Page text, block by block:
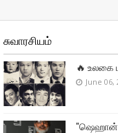
சுவாரசியம்
🔥 உலகை
June 06,
"ஷெஹான்